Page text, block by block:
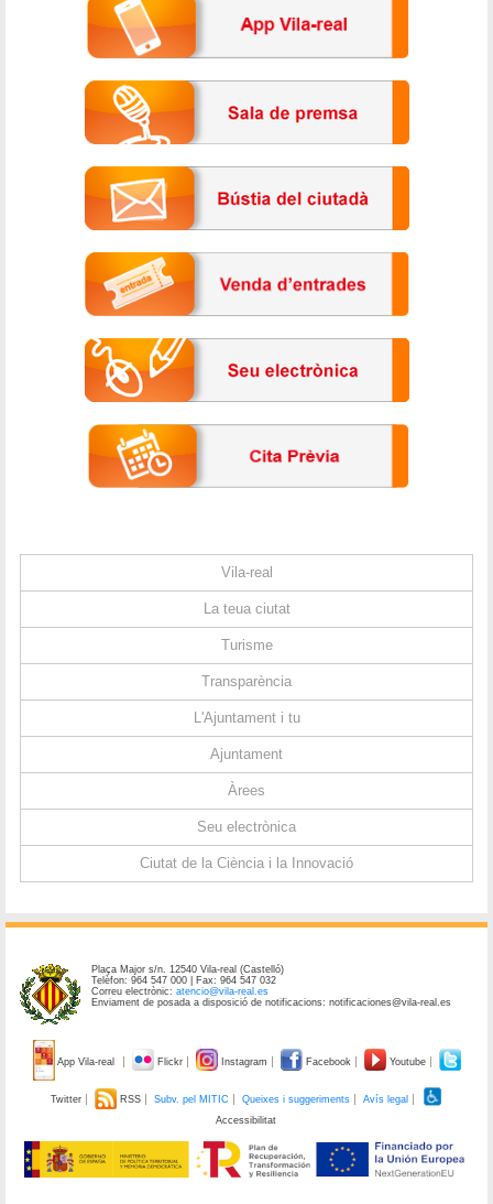
Vila-real
La teua ciutat
Turisme
Transparència
L'Ajuntament i tu
Ajuntament
Àrees
Seu electrònica
Ciutat de la Ciència i la Innovació
Plaça Major s/n. 12540 Vila-real (Castelló)
Telèfon: 964 547 000 | Fax: 964 547 032
Correu electrònic:atencio@vila-real.es
Enviament de posada a disposició de notificacions: notificaciones@vila-real.es
App Vila-real Flickr Instagram Facebook Youtube
Twitter RSS Subv. pel MITIC Queixes i suggeriments
Avís legal
Accessibilitat